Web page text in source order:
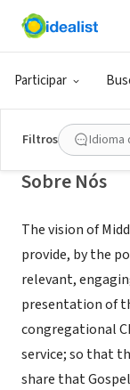
Participar
Filtros Idioma
ONG (SETOR
Middleton
Sobre Nós
The vision of
provide, by the
relevant,
presentation of
congregational
service; so that
share that